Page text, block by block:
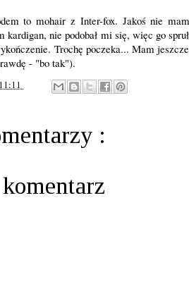
to mohair z Inter-fox. Jakoś nie
kardigan, nie podobał mi się, więc go
Trochę poczeka... Mam
- "bo tak").
11:11
: